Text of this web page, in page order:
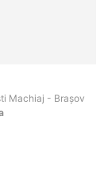
Machiaj - Braşov